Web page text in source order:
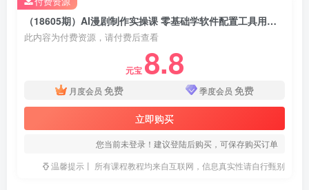
（18605期）AI漫剧制作实操课 零基础学软件配置工具用法 分镜生成到剪辑成片全流程教学
此内容为付费资源，请付费后查看
元宝 8.8
月度会员 免费 季度会员 免费
立即购买
您当前未登录！建议登陆后购买，可保存购买订单
温馨提示丨 所有课程教程均来自互联网，信息真实性请自行甄别